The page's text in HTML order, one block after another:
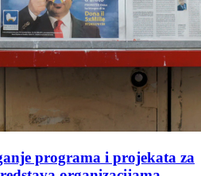
programa i projekata za